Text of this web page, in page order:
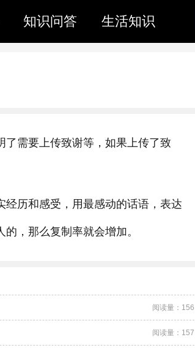
知识问答 生活知识
了需要上传致谢等，如果上传了致
历和感受，用最感动的话语，表达
，那么复制率就会增加。
阅读量：156
阅读量：157